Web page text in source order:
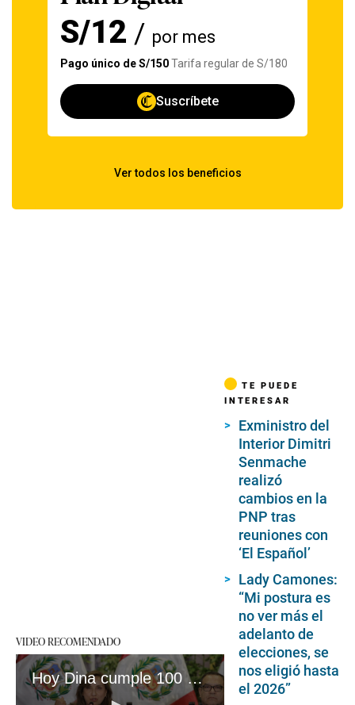
VIDEO RECOMENDADO
Hoy Dina cumple 100 días y su vigencia no dependerá de las protestas sino de sus errores y escándalos. #VideosGEC
TE PUEDE
INTERESAR
Exministro del
Interior Dimitri
Senmache
realizó
cambios en la
PNP tras
reuniones con
‘El Español’
Lady Camones:
“Mi postura es
no ver más el
adelanto de
elecciones, se
nos eligió hasta
el 2026”